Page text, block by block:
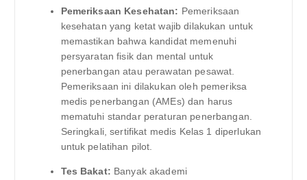
Pemeriksaan Kesehatan: Pemeriksaan
kesehatan yang ketat wajib dilakukan untuk
memastikan bahwa kandidat memenuhi
persyaratan fisik dan mental untuk
penerbangan atau perawatan pesawat.
Pemeriksaan ini dilakukan oleh pemeriksa
medis penerbangan (AMEs) dan harus
mematuhi standar peraturan penerbangan.
Seringkali, sertifikat medis Kelas 1 diperlukan
untuk pelatihan pilot.
Tes Bakat: Banyak akademi